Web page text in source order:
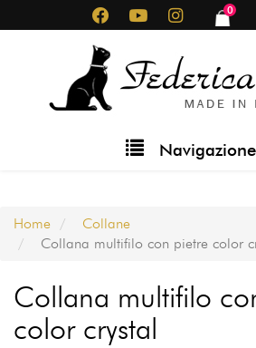
al
0
items
Navigazione
Home
Collane
Collana multifilo con pietre color
Collana multifilo
color crystal